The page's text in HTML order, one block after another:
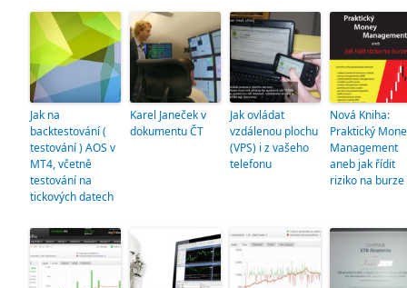
Jak na
backtestování (
testování ) AOS v
MT4, včetně
testování na
tickových datech
Karel Janeček v
dokumentu ČT
Jak ovládat
vzdálenou plochu
(VPS) i z vašeho
telefonu
Nová Kniha:
Praktický
Management
aneb jak řídit
riziko na burze